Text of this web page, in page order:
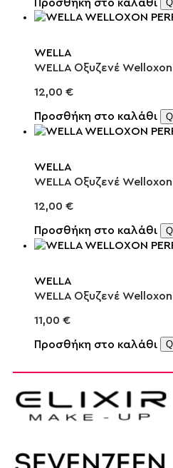
Προσθήκη στο καλάθι
WELLA
WELLA Οξυζενέ
12,00 €
Προσθήκη στο καλάθι
WELLA
WELLA Οξυζενέ
12,00 €
Προσθήκη στο καλάθι
WELLA
WELLA Οξυζενέ
11,00 €
Προσθήκη στο καλάθι